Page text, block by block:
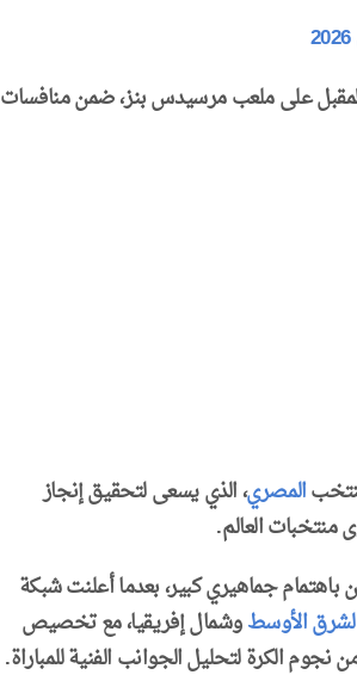
المقبل على ملعب مرسيدس بنز، ضمن منافسات
المصري، الذي يسعى لتحقيق إنجاز
منتخبات العالم.
باهتمام جماهيري كبير، بعدما أعلنت شبكة
الأوسطوشمال إفريقيا، مع تخصيص
الكرة لتحليل الجوانب الفنية للمباراة.